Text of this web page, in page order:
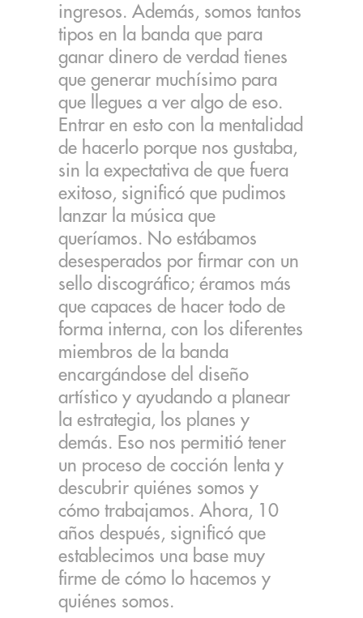
ingresos. Además, somos tantos
tipos en la banda que para
ganar dinero de verdad tienes
que generar muchísimo para
que llegues a ver algo de eso.
Entrar en esto con la mentalidad
de hacerlo porque nos gustaba,
sin la expectativa de que fuera
exitoso, significó que pudimos
lanzar la música que
queríamos. No estábamos
desesperados por firmar con un
sello discográfico; éramos más
que capaces de hacer todo de
forma interna, con los diferentes
miembros de la banda
encargándose del diseño
artístico y ayudando a planear
la estrategia, los planes y
demás. Eso nos permitió tener
un proceso de cocción lenta y
descubrir quiénes somos y
cómo trabajamos. Ahora, 10
años después, significó que
establecimos una base muy
firme de cómo lo hacemos y
quiénes somos.